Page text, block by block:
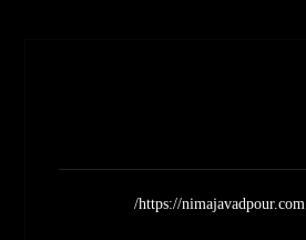
https://nimajavadpour.com/